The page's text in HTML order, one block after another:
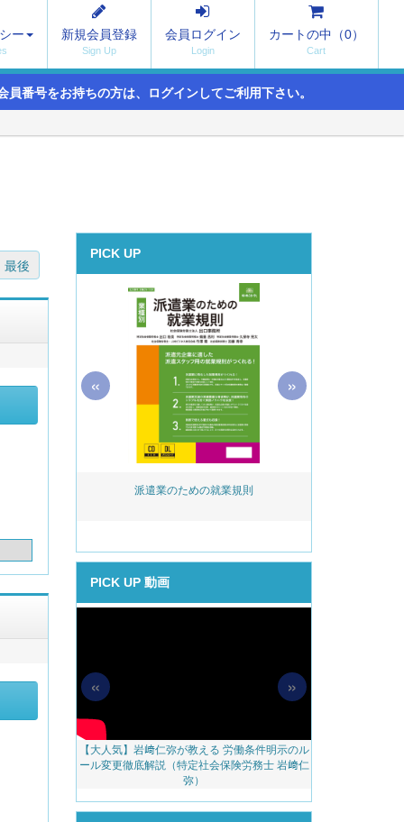
ー 新規会員登録 会員ログイン カートの中（0）
番号をお持ちの方は、ログインしてご利用下さい。
最後
PICK UP
派遣業のための就業規則
« »
PICK UP 動画
【大人気】岩﨑仁弥が教える 労働条件明示のル
ール変更徹底解説（特定社会保険労務士 岩﨑仁
弥）
« »